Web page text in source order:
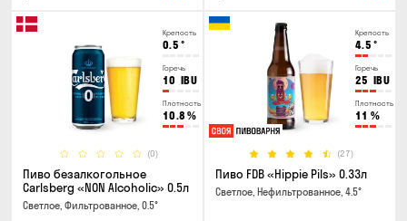
Крепость
0.5 °
Горечь
10 IBU
Плотность
10.8 %
(0)
Пиво безалкогольное
Carlsberg «NON Alcoholic» 0.5л
Светлое, Фильтрованное, 0.5°
Крепость
4.5 °
Горечь
25 IBU
Плотность
11 %
(27)
Пиво FDB «Hippie Pils» 0.33л
Светлое, Нефильтрованное, 4.5°